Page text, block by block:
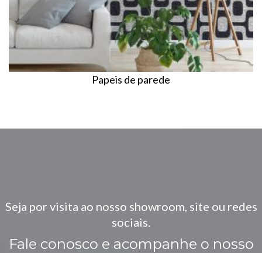
Papeis de parede
Seja por visita ao nosso showroom, site ou redes
sociais.
Fale conosco e acompanhe o nosso